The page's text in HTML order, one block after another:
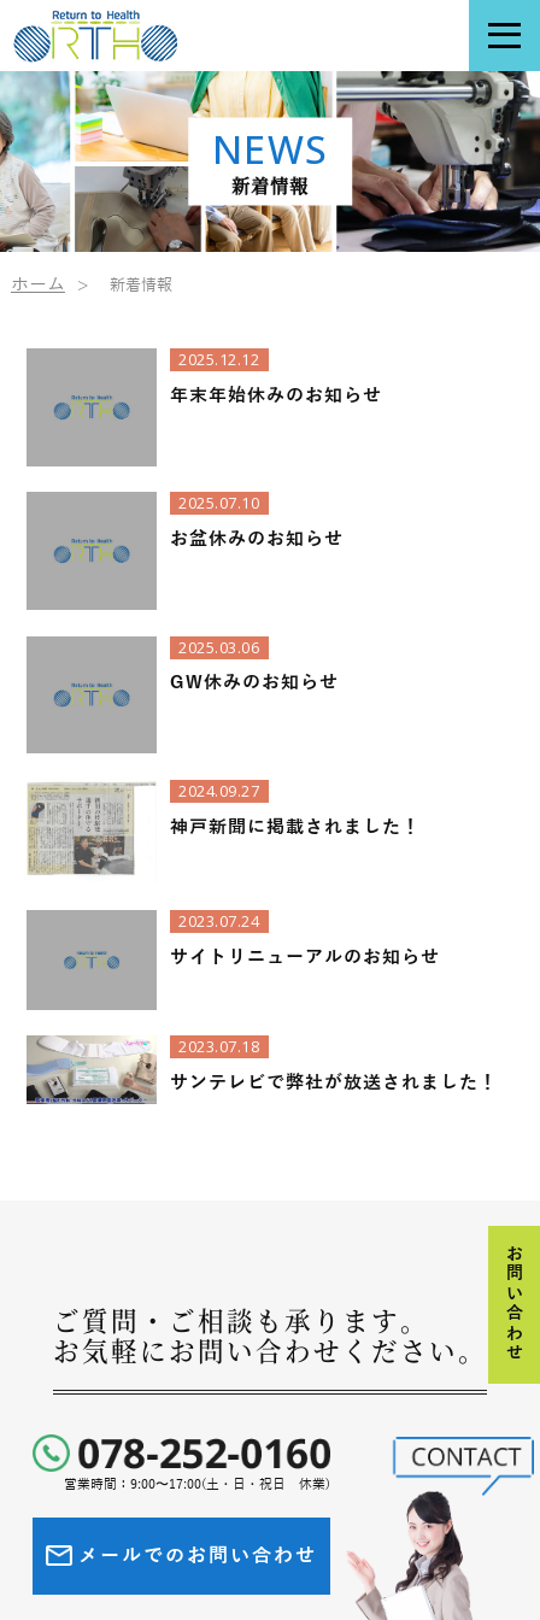
NEWS
新着情報
ホーム 新着情報
2025.12.12
年末年始休みのお知らせ
2025.07.10
お盆休みのお知らせ
2025.03.06
GW休みのお知らせ
2024.09.27
神戸新聞に掲載されました！
2023.07.24
サイトリニューアルのお知らせ
2023.07.18
サンテレビで弊社が放送されました！
ご質問・ご相談も承ります。
お気軽にお問い合わせください。
営業時間：9:00〜17:00(土・日・祝日 休業)
メールでのお問い合わせ
お問い合わせ